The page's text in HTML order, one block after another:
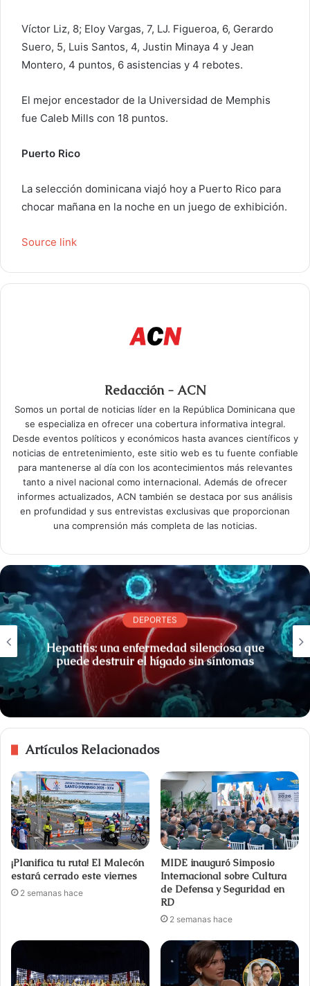
Víctor Liz, 8; Eloy Vargas, 7, LJ. Figueroa, 6, Gerardo
Suero, 5, Luis Santos, 4, Justin Minaya 4 y Jean
Montero, 4 puntos, 6 asistencias y 4 rebotes.
El mejor encestador de la Universidad de Memphis
fue Caleb Mills con 18 puntos.
Puerto Rico
La selección dominicana viajó hoy a Puerto Rico para
chocar mañana en la noche en un juego de exhibición.
Source link
Redacción - ACN
Somos un portal de noticias líder en la República Dominicana que
se especializa en ofrecer una cobertura informativa integral.
Desde eventos políticos y económicos hasta avances científicos y
noticias de entretenimiento, este sitio web es tu fuente confiable
para mantenerse al día con los acontecimientos más relevantes
tanto a nivel nacional como internacional. Además de ofrecer
informes actualizados, ACN también se destaca por sus análisis
en profundidad y sus entrevistas exclusivas que proporcionan
una comprensión más completa de las noticias.
DEPORTES
Hepatitis: una enfermedad silenciosa que
puede destruir el hígado sin síntomas
Artículos Relacionados
¡Planifica tu ruta! El Malecón
estará cerrado este viernes
2 semanas hace
MIDE inauguró Simposio
Internacional sobre Cultura
de Defensa y Seguridad en
RD
2 semanas hace